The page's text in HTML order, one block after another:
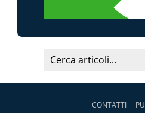
CONTATTI